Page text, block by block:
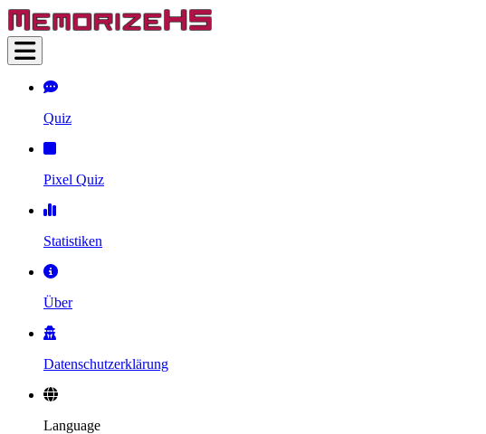
Quiz
Pixel Quiz
Statistiken
Über
Datenschutzerklärung
Language